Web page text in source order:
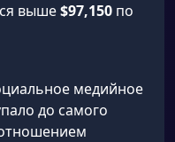
выше$97,150 по
медийное
до самого